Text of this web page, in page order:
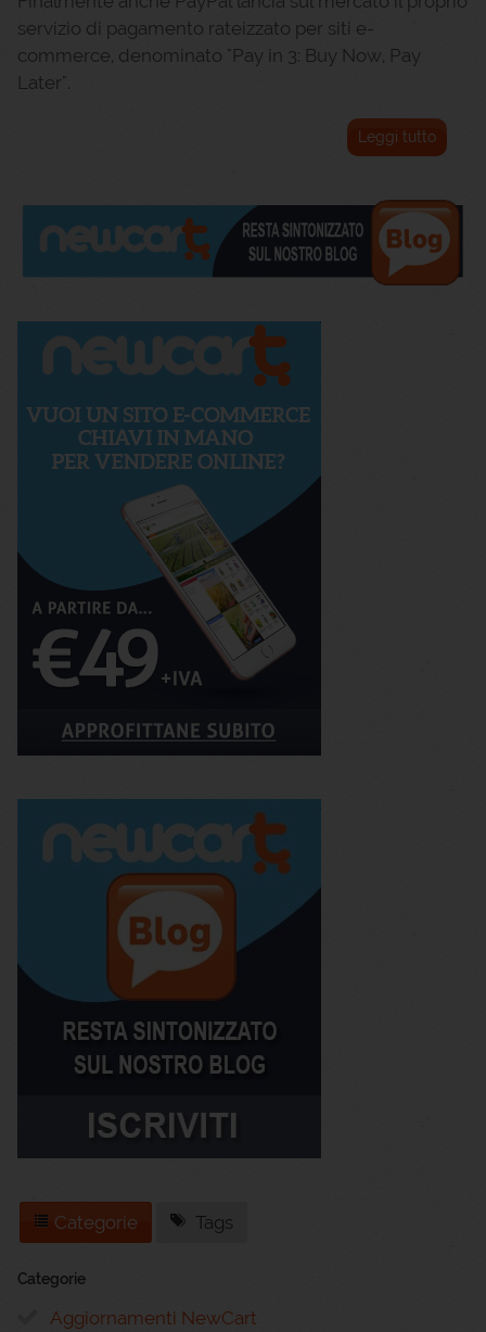
servizio di pagamento rateizzato per siti e-
commerce, denominato "Pay in 3: Buy Now, Pay
Later".
Leggi tutto
Categorie Tags
Categorie
Aggiornamenti NewCart